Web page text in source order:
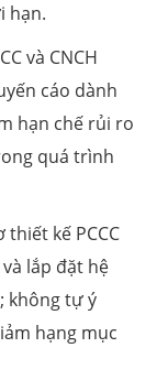
hạn.
và CNCH
cáo dành
hạn chế rủi ro
quá trình
kế PCCC
lắp đặt hệ
không tự ý
hạng mục